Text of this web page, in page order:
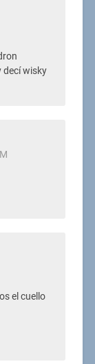
decí wisky
el cuello